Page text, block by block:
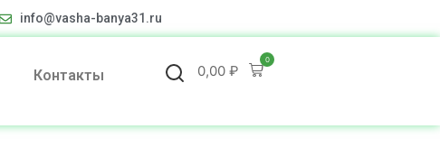
info@vasha-banya31.ru
Контакты 0,00₽
0